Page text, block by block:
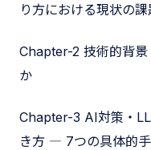
り方における現状の課
Chapter-2 技術的背
か
Chapter-3 AI対策・
き方 ― 7つの具体的